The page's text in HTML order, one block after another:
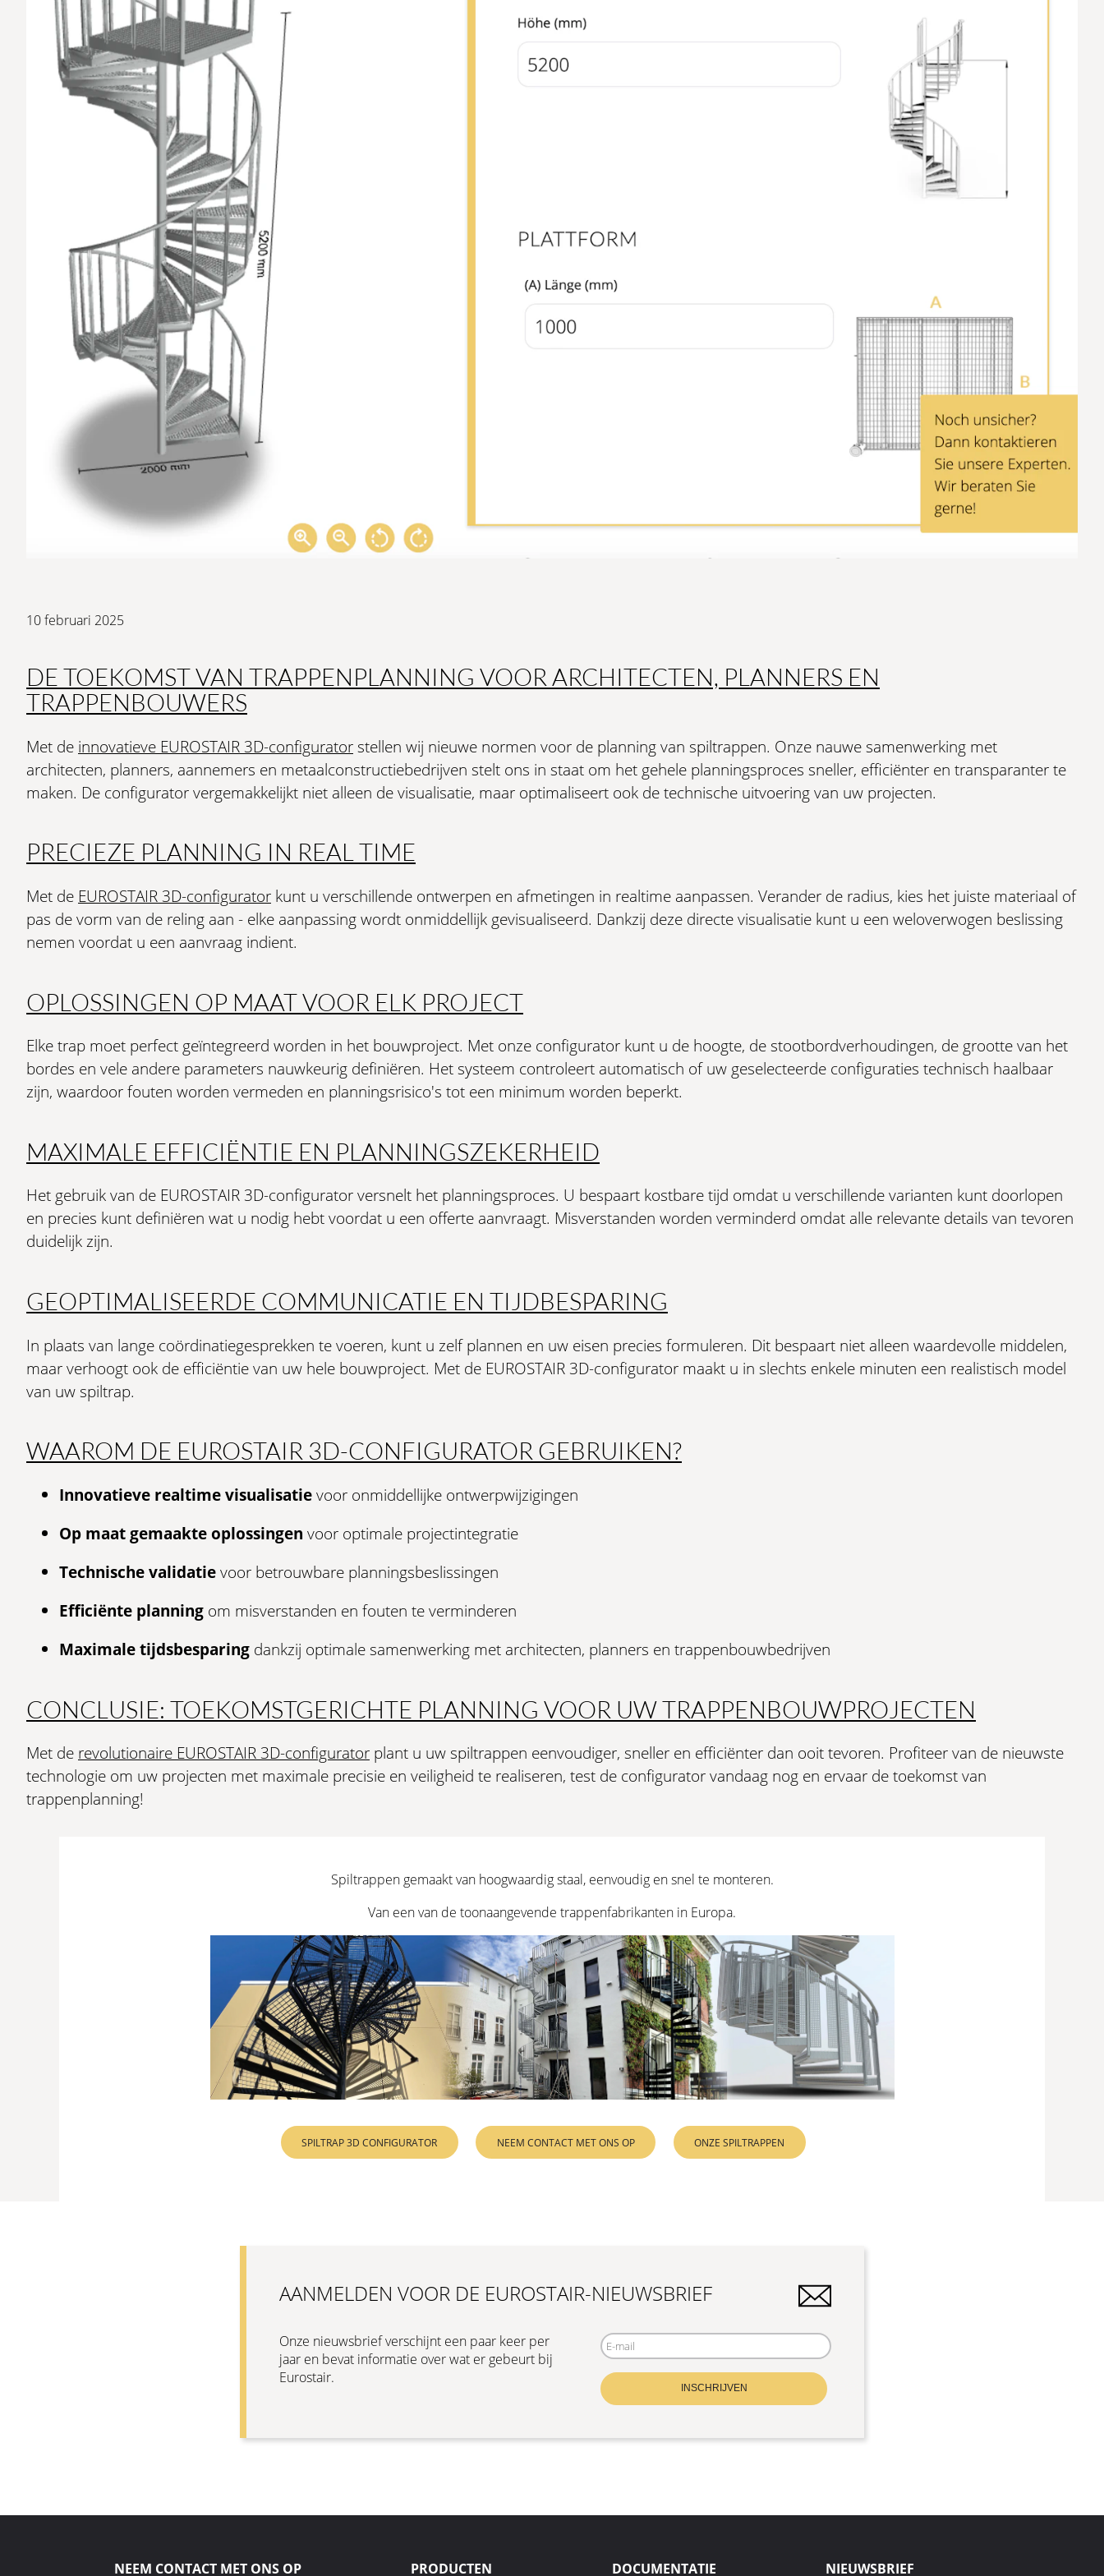
design en veel doordachte details.
Volledig aanpasbare binnenspiltrap voor de hoogste eisen. Exclusief vakmanschap ontmoet elegant,
10 februari 2025
DE TOEKOMST VAN TRAPPENPLANNING VOOR ARCHITECTEN, PLANNERS EN
TRAPPENBOUWERS
Met de innovatieve EUROSTAIR 3D-configuratorstellen wij nieuwe normen voor de planning van spiltrappen. Onze nauwe samenwerking met
architecten, planners, aannemers en metaalconstructiebedrijven stelt ons in staat om het gehele planningsproces sneller, efficiënter en transparanter te
maken. De configurator vergemakkelijkt niet alleen de visualisatie, maar optimaliseert ook de technische uitvoering van uw projecten.
PRECIEZE PLANNING IN REAL TIME
Met de EUROSTAIR 3D-configurator kunt u verschillende ontwerpen en afmetingen in realtime aanpassen. Verander de radius, kies het juiste materiaal of
pas de vorm van de reling aan - elke aanpassing wordt onmiddellijk gevisualiseerd. Dankzij deze directe visualisatie kunt u een weloverwogen beslissing
nemen voordat u een aanvraag indient.
OPLOSSINGEN OP MAAT VOOR ELK PROJECT
Elke trap moet perfect geïntegreerd worden in het bouwproject. Met onze configurator kunt u de hoogte, de stootbordverhoudingen, de grootte van het
bordes en vele andere parameters nauwkeurig definiëren. Het systeem controleert automatisch of uw geselecteerde configuraties technisch haalbaar
zijn, waardoor fouten worden vermeden en planningsrisico's tot een minimum worden beperkt.
MAXIMALE EFFICIËNTIE EN PLANNINGSZEKERHEID
Het gebruik van de EUROSTAIR 3D-configurator versnelt het planningsproces. U bespaart kostbare tijd omdat u verschillende varianten kunt doorlopen
en precies kunt definiëren wat u nodig hebt voordat u een offerte aanvraagt. Misverstanden worden verminderd omdat alle relevante details van tevoren
duidelijk zijn.
GEOPTIMALISEERDE COMMUNICATIE EN TIJDBESPARING
In plaats van lange coördinatiegesprekken te voeren, kunt u zelf plannen en uw eisen precies formuleren. Dit bespaart niet alleen waardevolle middelen,
maar verhoogt ook de efficiëntie van uw hele bouwproject. Met de EUROSTAIR 3D-configurator maakt u in slechts enkele minuten een realistisch model
van uw spiltrap.
WAAROM DE EUROSTAIR 3D-CONFIGURATOR GEBRUIKEN?
Innovatieve realtime visualisatievoor onmiddellijke ontwerpwijzigingen
Op maat gemaakte oplossingen voor optimale projectintegratie
Technische validatievoor betrouwbare planningsbeslissingen
Efficiënte planning om misverstanden en fouten te verminderen
Maximale tijdsbesparing dankzij optimale samenwerking met architecten, planners en trappenbouwbedrijven
CONCLUSIE: TOEKOMSTGERICHTE PLANNING VOOR UW TRAPPENBOUWPROJECTEN
Met de revolutionaire EUROSTAIR 3D-configurator plant u uw spiltrappen eenvoudiger, sneller en efficiënter dan ooit tevoren. Profiteer van de nieuwste
technologie om uw projecten met maximale precisie en veiligheid te realiseren, test de configurator vandaag nog en ervaar de toekomst van
trappenplanning!
Spiltrappen gemaakt van hoogwaardig staal, eenvoudig en snel te monteren.
Van een van de toonaangevende trappenfabrikanten in Europa.
SPILTRAP 3D CONFIGURATOR NEEM CONTACT MET ONS OP ONZE SPILTRAPPEN
AANMELDEN VOOR DE EUROSTAIR-NIEUWSBRIEF
Onze nieuwsbrief verschijnt een paar keer per
jaar en bevat informatie over wat er gebeurt bij
Eurostair.
INSCHRIJVEN
NEEM CONTACT MET ONS OP PRODUCTEN DOCUMENTATIE NIEUWSBRIEF